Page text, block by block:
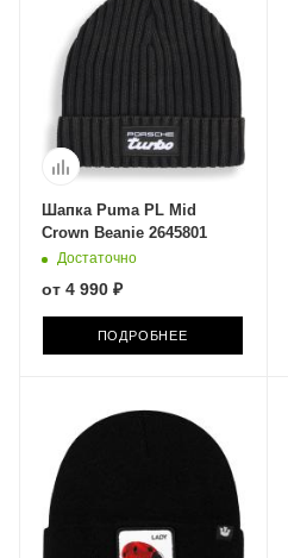
Шапка Puma PL Mid
Crown Beanie 2645801
Достаточно
от 4 990 ₽
ПОДРОБНЕЕ